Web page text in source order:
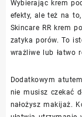
Wybierając krem
efekty, ale też na
Skincare RR krem
zatyka porów. To
wrażliwe lub łatwo
Dodatkowym
nie musisz czekać
nałożysz makijaż.